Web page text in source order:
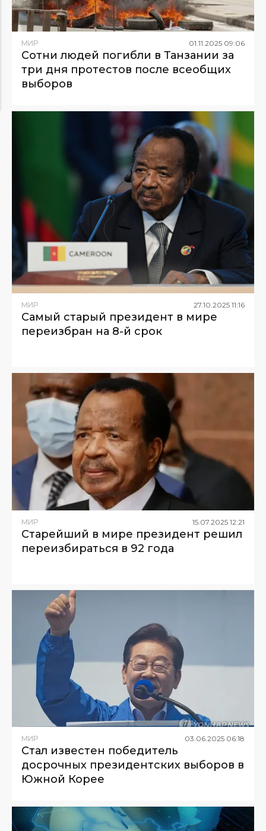
МИР 01 11 2025 09:06
Сотни людей погибли в Танзании за
три дня протестов после всеобщих
выборов
МИР 27 10 2025 11:16
Самый старый президент в мире
переизбран на 8-й срок
МИР 15.07.2025 12:21
Cтарейший в мире президент решил
переизбираться в 92 года
МИР 03 06 2025 06:18
Стал известен победитель
досрочных президентских выборов в
Южной Корее